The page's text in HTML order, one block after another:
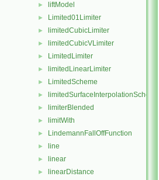
► liftModel
► Limited01Limiter
► limitedCubicLimiter
► limitedCubicVLimiter
► LimitedLimiter
► limitedLinearLimiter
► LimitedScheme
► limitedSurfaceInterpolationScheme
► limiterBlended
► limitWith
► LindemannFallOffFunction
► line
► linear
► linearDistance